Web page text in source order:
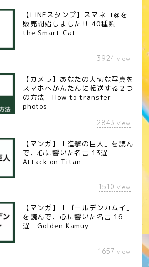
【LINEスタンプ】スマネコ＠を
販売開始しました‼︎ 40種類
the Smart Cat
3924 view
【カメラ】あなたの大切な写真を
スマホへかんたんに転送する２つ
の方法 How to transfer
photos
2843 view
【マンガ】「進撃の巨人」を読ん
で、心に響いた名言 13選
Attack on Titan
1510 view
【マンガ】「ゴールデンカムイ」
を読んで、心に響いた名言 16
選 Golden Kamuy
1657 view